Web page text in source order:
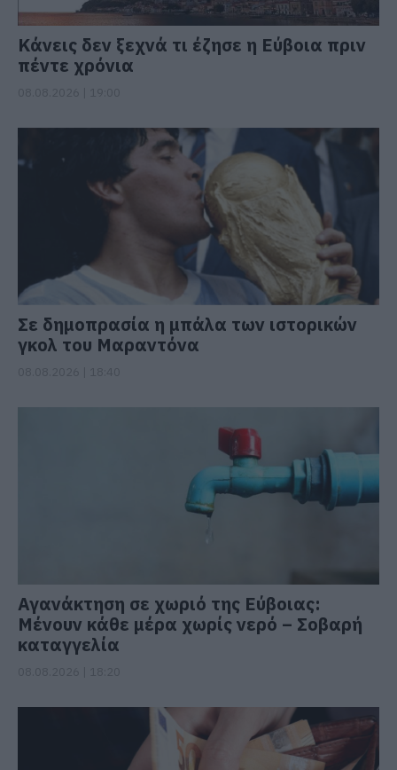
Κάνεις δεν ξεχνά τι έζησε η Εύβοια πριν
πέντε χρόνια
Σε δημοπρασία η μπάλα των ιστορικών
γκολ του Μαραντόνα
Αγανάκτηση σε χωριό της Εύβοιας:
Μένουν κάθε μέρα χωρίς νερό – Σοβαρή
καταγγελία